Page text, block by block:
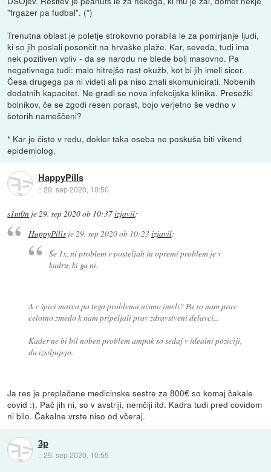
"frgazer pa fudbal". (*)
Trenutna oblast je poletje strokovno porabila le za pomirjanje ljudi,
ki so jih poslali posončit na hrvaške plaže. Kar, seveda, tudi ima
nek pozitiven vpliv - da se narodu ne blede bolj masovno. Pa
negativnega tudi: malo hitrejšo rast okužb, kot bi jih imeli sicer.
Česa drugega pa ni videti ali pa niso znali skomunicirati. Nobenih
dodatnih kapacitet. Ne gradi se nova infekcijska klinika. Presežki
bolnikov, če se zgodi resen porast, bojo verjetno še vedno v
šotorih nameščeni?
* Kar je čisto v redu, dokler taka oseba ne poskuša biti vikend
epidemiolog.
HappyPills
::29. sep 2020, 10:50
s1m0n je29. sep 2020 ob 10:37izjavil:
HappyPillsje29. sep 2020 ob 10:23izjavil:
Še 1x, ni problem v posteljah in opremi problem je v
kadru, ki ga ni.
A v špici marca pa tega problema nismo imeli? Pa so nam prav
celotno zmedo k nam pripeljali prav zdravstveni delavci...
Kader ne bi bil noben problem ampak so sedaj v idealni poziciji,
da izsiljujejo.
Ja res je preplačane medicinske sestre za 800€ so komaj čakale
covid :). Pač jih ni, so v avstriji, nemčiji itd. Kadra tudi pred covidom
ni bilo. Čakalne vrste niso od včeraj.
3p
::29. sep 2020, 10:55